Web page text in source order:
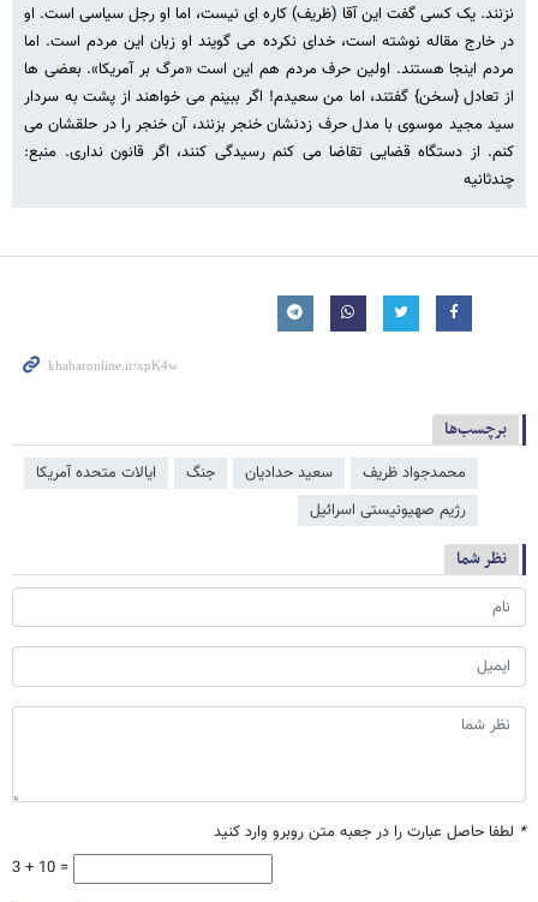
نزنند. یک کسی گفت این آقا (ظریف) کاره ای نیست، اما او رجل سیاسی است. او
در خارج مقاله نوشته است، خدای نکرده می گویند او زبان این مردم است. اما
مردم اینجا هستند. اولین حرف مردم هم این است «مرگ بر آمریکا». بعضی ها
از تعادل {سخن} گفتند، اما من سعیدم! اگر ببینم می خواهند از پشت به سردار
سید مجید موسوی با مدل حرف زدنشان خنجر بزنند، آن خنجر را در حلقشان می
کنم. از دستگاه قضایی تقاضا می کنم رسیدگی کنند، اگر قانون نداری. منبع:
چندثانیه
برچسب‌ها
محمدجواد ظریف سعید حدادیان جنگ
ایالات متحده آمریکا
رژیم صهیونیستی اسرائیل
نظر شما
* لطفا حاصل عبارت را در جعبه متن روبرو وارد کنید
3 + 10 =